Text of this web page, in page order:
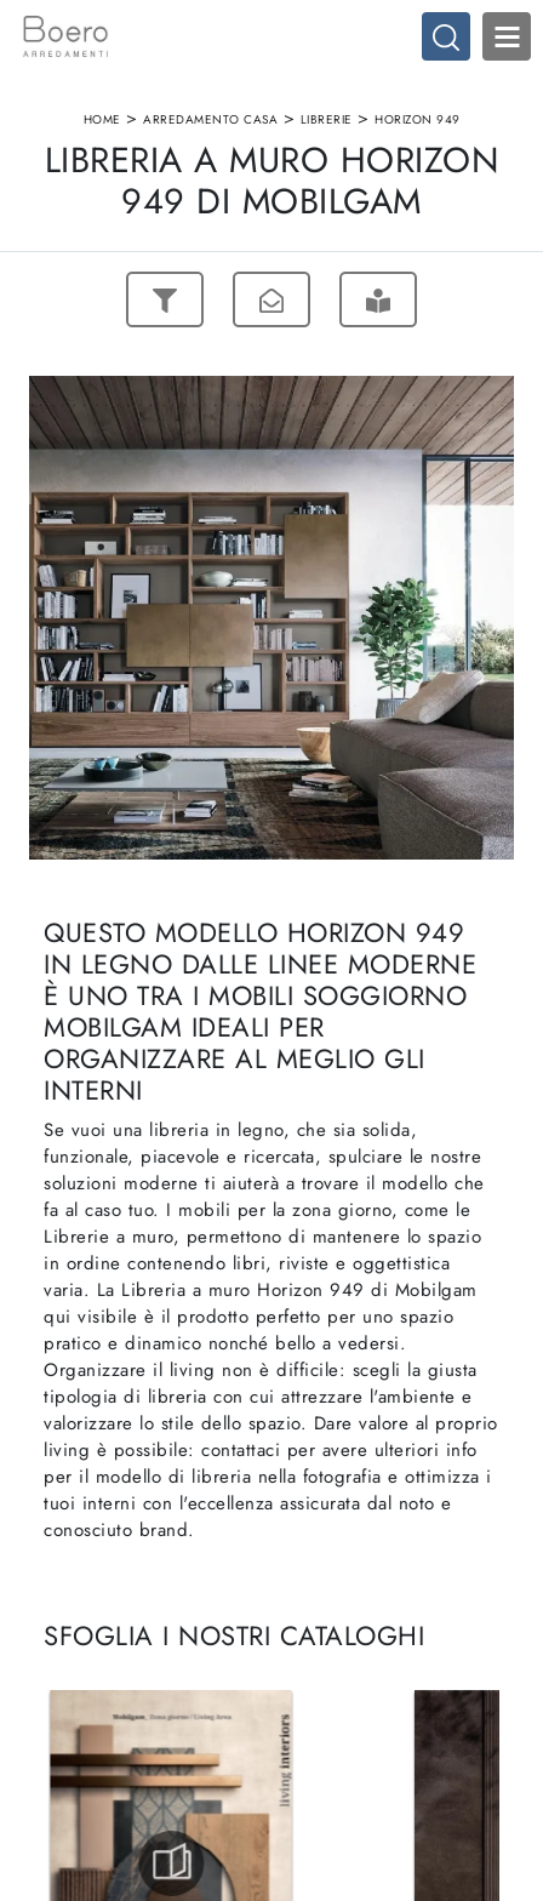
HOME > ARREDAMENTO CASA > LIBRERIE > HORIZON 949
LIBRERIA A MURO HORIZON
949 DI MOBILGAM
QUESTO MODELLO HORIZON 949
IN LEGNO DALLE LINEE MODERNE
È UNO TRA I MOBILI SOGGIORNO
MOBILGAM IDEALI PER
ORGANIZZARE AL MEGLIO GLI
INTERNI
Se vuoi una libreria in legno, che sia solida,
funzionale, piacevole e ricercata, spulciare le nostre
soluzioni moderne ti aiuterà a trovare il modello che
fa al caso tuo. I mobili per la zona giorno, come le
Librerie a muro, permettono di mantenere lo spazio
in ordine contenendo libri, riviste e oggettistica
varia. La Libreria a muro Horizon 949 di Mobilgam
qui visibile è il prodotto perfetto per uno spazio
pratico e dinamico nonché bello a vedersi.
Organizzare il living non è difficile: scegli la giusta
tipologia di libreria con cui attrezzare l'ambiente e
valorizzare lo stile dello spazio. Dare valore al proprio
living è possibile: contattaci per avere ulteriori info
per il modello di libreria nella fotografia e ottimizza i
tuoi interni con l'eccellenza assicurata dal noto e
conosciuto brand.
SFOGLIA I NOSTRI CATALOGHI